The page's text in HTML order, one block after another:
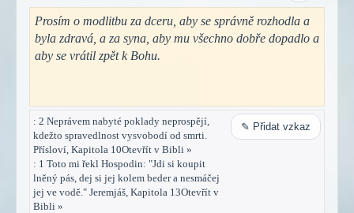
Prosím o modlitbu za dceru, aby se správně rozhodla a
byla zdravá, a za syna, aby mu všechno dobře dopadlo a
aby se vrátil zpět k Bohu.
: 2 Neprávem nabyté poklady neprospějí,
kdežto spravedlnost vysvobodí od smrti.
Přísloví, Kapitola 10Otevřít v Bibli »
: 1 Toto mi řekl Hospodin: "Jdi si koupit
lněný pás, dej si jej kolem beder a nesmáčej
jej ve vodě." Jeremjáš, Kapitola 13Otevřít v
Bibli »
✎ Přidat vzkaz